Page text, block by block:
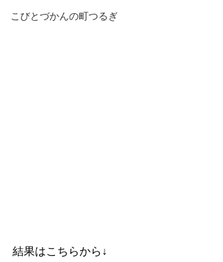
こびとづかんの町つるぎ
結果はこちらから↓